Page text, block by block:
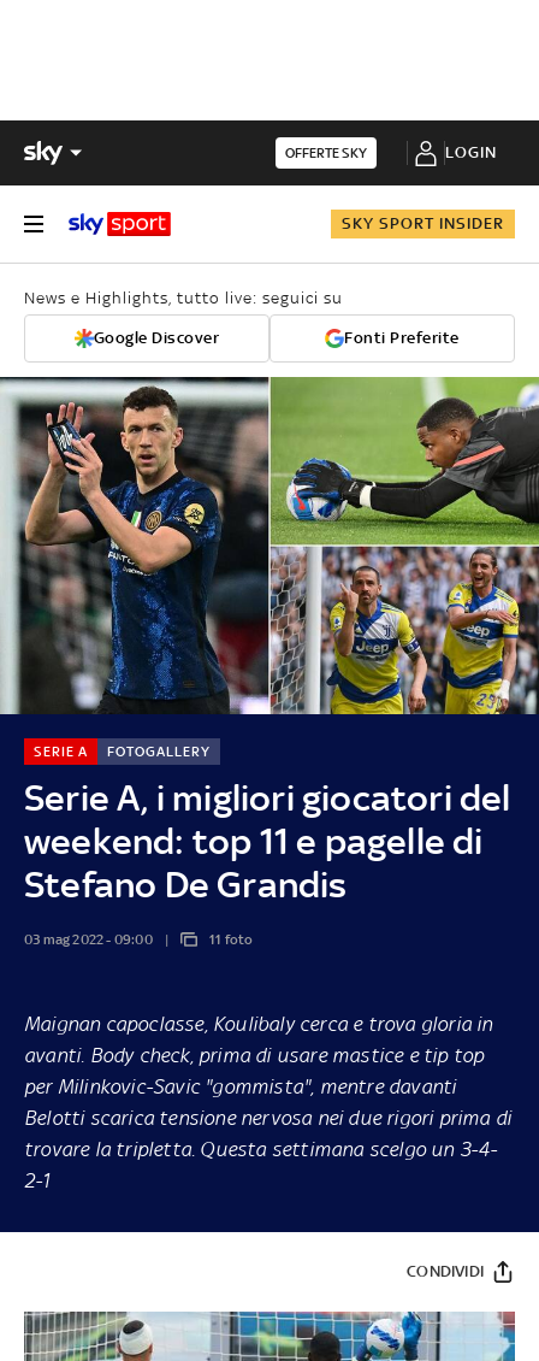
OFFERTE SKY LOGIN
SKY SPORT INSIDER
News e Highlights, tutto live: seguici su
Google Discover Fonti Preferite
Serie A, i migliori giocatori del
weekend: top 11 e pagelle di
Stefano De Grandis
SERIE A FOTOGALLERY
03 mag 2022 - 09:00 11 foto
Maignan capoclasse, Koulibaly cerca e trova gloria in
avanti. Body check, prima di usare mastice e tip top
per Milinkovic-Savic "gommista", mentre davanti
Belotti scarica tensione nervosa nei due rigori prima di
trovare la tripletta. Questa settimana scelgo un 3-4-
2-1
CONDIVIDI